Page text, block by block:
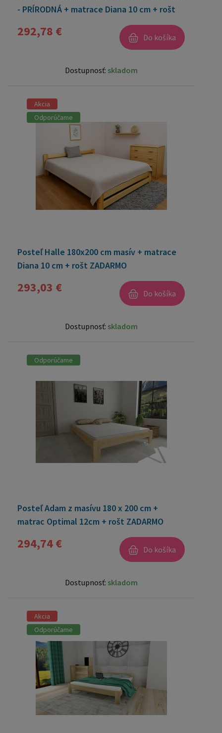
- PRÍRODNÁ + matrace Diana 10 cm + rošt
292,78 € Do košíka
Dostupnosť: skladom
Akcia
Odporúčame
Posteľ Halle 180x200 cm masív + matrace
Diana 10 cm + rošt ZADARMO
293,03 € Do košíka
Dostupnosť: skladom
Odporúčame
Posteľ Adam z masívu 180 x 200 cm +
matrac Optimal 12cm + rošt ZADARMO
294,74 € Do košíka
Dostupnosť: skladom
Akcia
Odporúčame